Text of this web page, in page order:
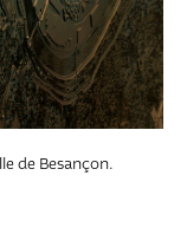
de Besançon.